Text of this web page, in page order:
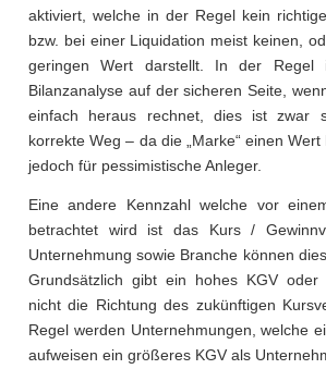
aktiviert, welche in der Regel kein
bzw. bei einer Liquidation meist keinen,
geringen Wert darstellt. In der
Bilanzanalyse auf der sicheren Seite,
einfach heraus rechnet, dies ist zwar
korrekte Weg – da die „Marke“ einen
jedoch für pessimistische Anleger.
Eine andere Kennzahl welche vor
betrachtet wird ist das Kurs /
Unternehmung sowie Branche können
Grundsätzlich gibt ein hohes KGV oder
nicht die Richtung des zukünftigen
Regel werden Unternehmungen, welche
aufweisen ein größeres KGV als